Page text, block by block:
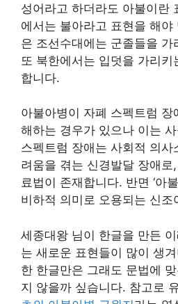
성어라고 하더라도 아불이란
에서는 불아라고 표현을 해야
은 조선수대에는 군졸들을 가
또 북한에서는 입덧을 가리키
합니다.
아불아병이 자폐 스펙트럼
해하는 경우가 있으나 이는
스펙트럼 장애는 사회적 의사
려움을 겪는 신경발달 장애로
료법이 존재합니다. 반면 ‘아
비하적 의미로 오용되는 신조
세종대왕 님이 한글을 만든
는 새로운 표현들이 많이 생
한 한글만은 그래도 문법에
지 않을까 싶습니다. 참고로